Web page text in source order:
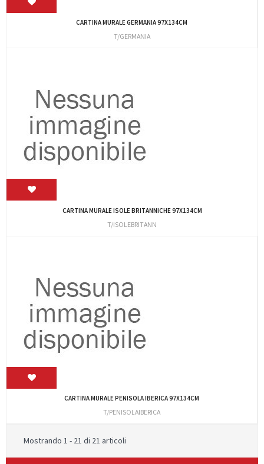
CARTINA MURALE GERMANIA 97X134CM
T/GERMANIA
CARTINA MURALE ISOLE BRITANNICHE 97X134CM
T/ISOLEBRITANN
CARTINA MURALE PENISOLA IBERICA 97X134CM
T/PENISOLAIBERICA
Mostrando 1 - 21 di 21 articoli